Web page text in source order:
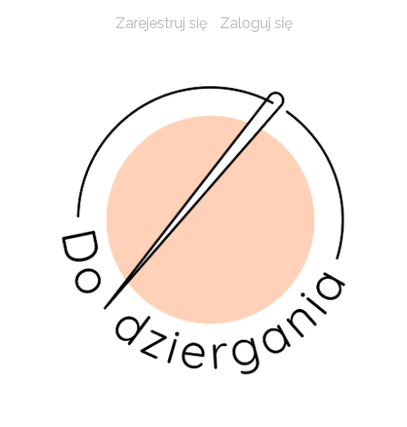
Zarejestruj się Zaloguj się